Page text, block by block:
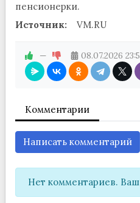
пенсионерки.
Источник:
VM.RU
— 08.07.2026
Комментарии
Написать комментарий
Нет комментариев.